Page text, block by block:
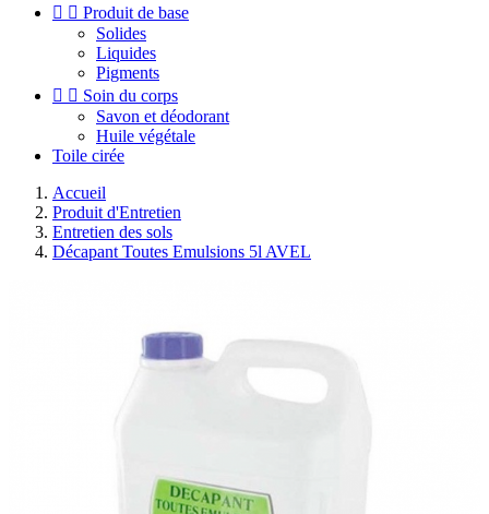
  Produit de base
Solides
Liquides
Pigments
  Soin du corps
Savon et déodorant
Huile végétale
Toile cirée
Accueil
Produit d'Entretien
Entretien des sols
Décapant Toutes Emulsions 5l AVEL